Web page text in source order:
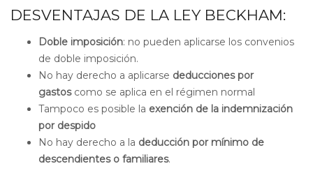
DESVENTAJAS DE LA LEY BECKHAM:
Doble imposición: no pueden aplicarse los convenios
de doble imposición.
No hay derecho a aplicarse deducciones por
gastoscomo se aplica en el régimen normal
Tampoco es posible la exención de la indemnización
por despido
No hay derecho a la deducción por mínimo de
descendientes o familiares.